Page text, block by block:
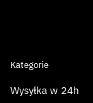
Kategorie
Wysyłka w 24h